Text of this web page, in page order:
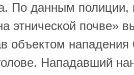
По данным полиции,
этнической почве»
объектом нападения
Нападавший